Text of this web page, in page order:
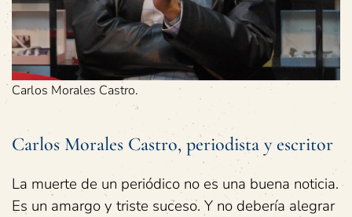
Carlos Morales Castro.
Carlos Morales Castro, periodista y escritor
La muerte de un periódico no es una buena noticia.
Es un amargo y triste suceso. Y no debería alegrar